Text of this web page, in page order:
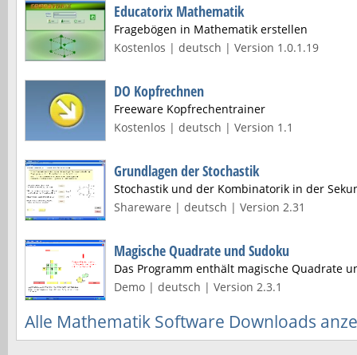
Educatorix Mathematik
Fragebögen in Mathematik erstellen
Kostenlos | deutsch | Version 1.0.1.19
DO Kopfrechnen
Freeware Kopfrechentrainer
Kostenlos | deutsch | Version 1.1
Grundlagen der Stochastik
Stochastik und der Kombinatorik in der
Shareware | deutsch | Version 2.31
Magische Quadrate und Sudoku
Das Programm enthält magische Quadrate
Demo | deutsch | Version 2.3.1
Alle Mathematik Software Downloads